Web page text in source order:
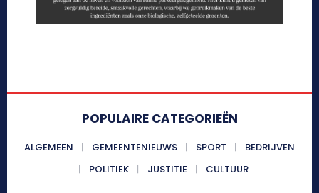
POPULAIRE CATEGORIEËN
ALGEMEEN GEMEENTENIEUWS SPORT
BEDRIJVEN
POLITIEK
JUSTITIE CULTUUR